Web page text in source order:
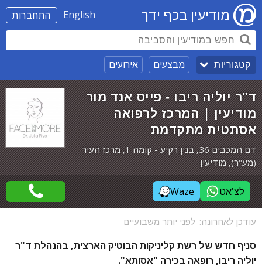
התחברות English מודיעין בכף ידך
קטגוריות מבצעים אירועים
ד"ר יוליה ריבו - פייס אנד מור
מודיעין | המרכז לרפואה
אסתטית מתקדמת
דם המכבים 36, בנין רקיע - קומה 1, מרכז העיר
(מע"ר), מודיעין
לצ'אט Waze
עודכן לאחרונה: לפני יותר משבועיים
סניף חדש של רשת קליניקות הבוטיק הארצית, בהנהלת ד"ר
יוליה ריבו, רופאה בכירה "אסותא".